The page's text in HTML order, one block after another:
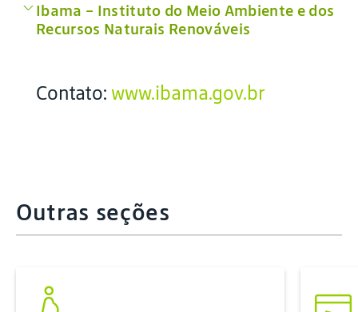
Ibama – Instituto do Meio Ambiente e dos
Recursos Naturais Renováveis
Contato: www.ibama.gov.br
Outras seções